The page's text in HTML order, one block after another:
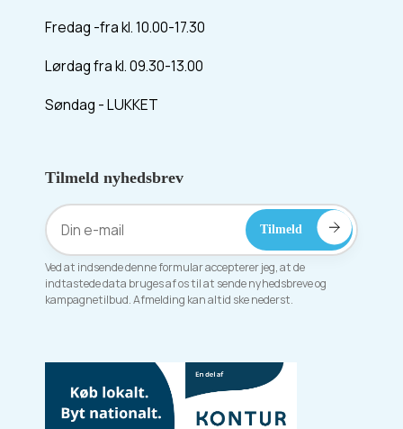
Fredag -fra kl. 10.00-17.30
Lørdag fra kl. 09.30-13.00
Søndag - LUKKET
Tilmeld nyhedsbrev
Ved at indsende denne formular accepterer jeg, at de
indtastede data bruges af os til at sende nyhedsbreve og
kampagnetilbud. Afmelding kan altid ske nederst.